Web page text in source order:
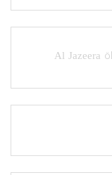
محرر الشؤون المصرية في قناة Al Jazeera